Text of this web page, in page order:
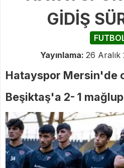
GİDİŞ
Yayınlama: 26 Aralık
Hatayspor Mersin'de
Beşiktaş'a 2- 1